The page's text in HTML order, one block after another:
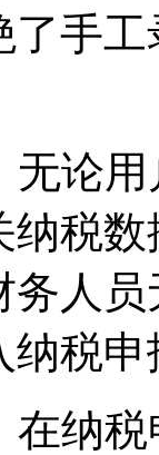
手
无论
税
人
纳税
在纳